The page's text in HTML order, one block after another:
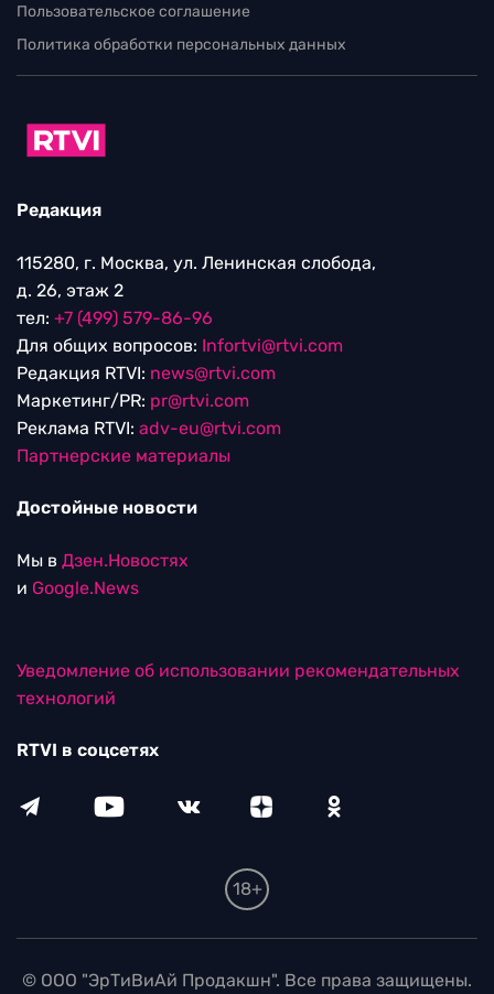
Пользовательское соглашение
Политика обработки персональных данных
Редакция
115280, г. Москва, ул. Ленинская слобода,
д. 26, этаж 2
тел: +7 (499) 579-86-96
Для общих вопросов: Infortvi@rtvi.com
Редакция RTVI: news@rtvi.com
Маркетинг/PR: pr@rtvi.com
Реклама RTVI: adv-eu@rtvi.com
Партнерские материалы
Достойные новости
Мы в Дзен.Новостях
и Google.News
Уведомление об использовании рекомендательных
технологий
RTVI в соцсетях
18+
© ООО "ЭрТиВиАй Продакшн". Все права защищены.